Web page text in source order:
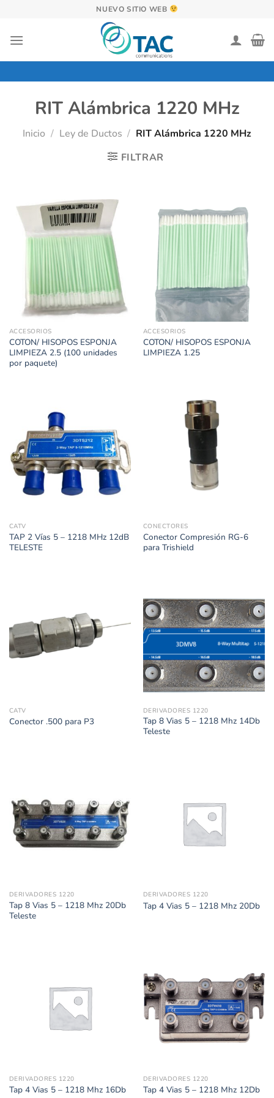
contenido
NUEVO SITIO WEB
RIT Alámbrica 1220 MHz
Inicio / Ley de Ductos / RIT Alámbrica 1220 MHz
FILTRAR
ACCESORIOS
COTON/ HISOPOS ESPONJA
LIMPIEZA 2.5 (100 unidades
por paquete)
ACCESORIOS
COTON/ HISOPOS ESPONJA
LIMPIEZA 1.25
CATV
TAP 2 Vías 5 – 1218 MHz 12dB
TELESTE
CONECTORES
Conector Compresión RG-6
para Trishield
CATV
Conector .500 para P3
DERIVADORES 1220
Tap 8 Vias 5 – 1218 Mhz 14Db
Teleste
DERIVADORES 1220
Tap 8 Vias 5 – 1218 Mhz 20Db
Teleste
DERIVADORES 1220
Tap 4 Vias 5 – 1218 Mhz 20Db
DERIVADORES 1220
Tap 4 Vias 5 – 1218 Mhz 16Db
DERIVADORES 1220
Tap 4 Vias 5 – 1218 Mhz 12Db